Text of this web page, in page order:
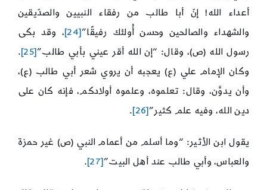
أعداء الله! إنّ أبا طالب من رفقاء النبيين والصدّيقين
والشهداء والصالحين وحسن أُولئك رفيقًا”[24]
، وقد بكى
رسول الله (ص)، وقال: “إن الله أقر عيني بأبي طالب”[25]
.
وكان الإمام علي (ع) يعجبه أن يروي شعر أبي طالب (ع)،
وأن يدوَّن، وقال: تعلموه، وعلموه أولادكم، فإنه كان على
دين الله، وفيه علم كثير”[26]
.
يقول ابن الأثير: “وما أسلم من أعمام النبي (ص) غير حمزة
والعباس، وأبي طالب عند أهل البيت”[27]
.